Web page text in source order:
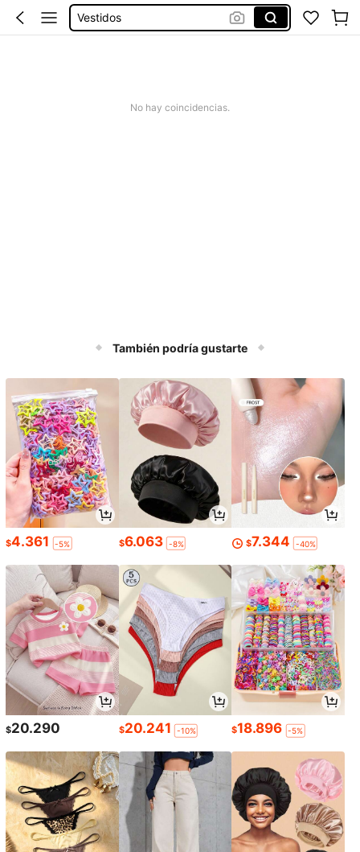
Vestidos
Tapete De Banheiro Lupo
No hay coincidencias.
También podría gustarte
$4.361 -5% $6.063 -8% $7.344 -40%
$20.290 $20.241 -10% $18.896 -5%